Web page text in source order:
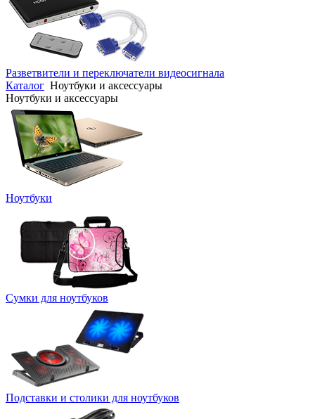
Разветвители и переключатели видеосигнала
Каталог Ноутбуки и аксессуары
Ноутбуки и аксессуары
Ноутбуки
Сумки для ноутбуков
Подставки и столики для ноутбуков